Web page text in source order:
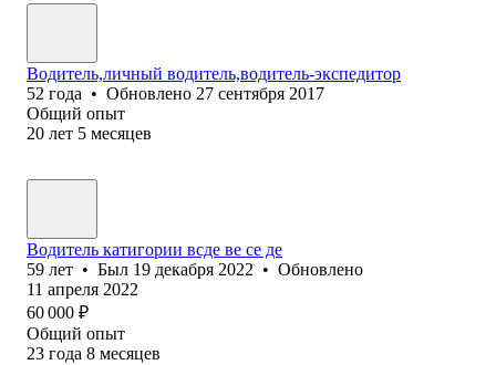
Водитель,личный водитель,водитель-экспедитор
52 года • Обновлено 27 сентября 2017
Общий опыт
20 лет 5 месяцев
Водитель катигории всде ве се де
59 лет • Был 19 декабря 2022 • Обновлено
11 апреля 2022
60 000 ₽
Общий опыт
23 года 8 месяцев